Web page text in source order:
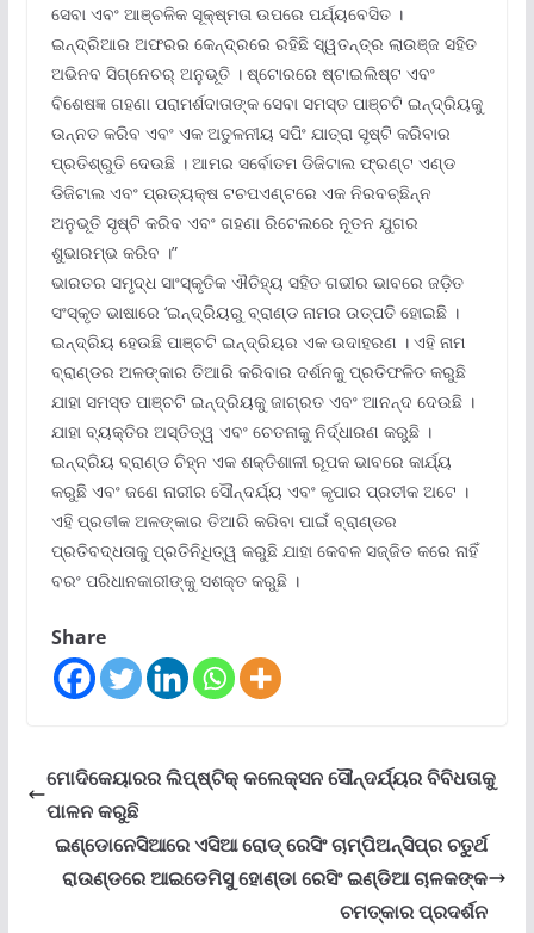
ସେବା ଏବଂ ଆଞ୍ଚଳିକ ସୂକ୍ଷ୍ମତା ଉପରେ ପର୍ଯ୍ୟବେସିତ ।
ଇନ୍ଦ୍ରିଆର ଅଫରର କେନ୍ଦ୍ରରେ ରହିଛି ସ୍ୱତନ୍ତ୍ର ଲାଉଞ୍ଜ ସହିତ
ଅଭିନବ ସିଗ୍ନେଚର୍ ଅନୁଭୂତି । ଷ୍ଟୋରରେ ଷ୍ଟାଇଲିଷ୍ଟ ଏବଂ
ବିଶେଷଜ୍ଞ ଗହଣା ପରାମର୍ଶଦାତାଙ୍କ ସେବା ସମସ୍ତ ପାଞ୍ଚଟି ଇନ୍ଦ୍ରିୟକୁ
ଉନ୍ନତ କରିବ ଏବଂ ଏକ ଅତୁଳନୀୟ ସପିଂ ଯାତ୍ରା ସୃଷ୍ଟି କରିବାର
ପ୍ରତିଶ୍ରୁତି ଦେଉଛି । ଆମର ସର୍ବୋତମ ଡିଜିଟାଲ ଫ୍ରଣ୍ଟ ଏଣ୍ଡ
ଡିଜିଟାଲ ଏବଂ ପ୍ରତ୍ୟକ୍ଷ ଟଚପଏଣ୍ଟରେ ଏକ ନିରବଚ୍ଛିନ୍ନ
ଅନୁଭୂତି ସୃଷ୍ଟି କରିବ ଏବଂ ଗହଣା ରିଟେଲରେ ନୂତନ ଯୁଗର
ଶୁଭାରମ୍ଭ କରିବ ।”
ଭାରତର ସମୃଦ୍ଧ ସାଂସ୍କୃତିକ ଐତିହ୍ୟ ସହିତ ଗଭୀର ଭାବରେ ଜଡ଼ିତ
ସଂସ୍କୃତ ଭାଷାରେ ‘ଇନ୍ଦ୍ରିୟରୁ ବ୍ରାଣ୍ଡ ନାମର ଉତ୍ପତି ହୋଇଛି ।
ଇନ୍ଦ୍ରିୟ ହେଉଛି ପାଞ୍ଚଟି ଇନ୍ଦ୍ରିୟର ଏକ ଉଦାହରଣ । ଏହି ନାମ
ବ୍ରାଣ୍ଡର ଅଳଙ୍କାର ତିଆରି କରିବାର ଦର୍ଶନକୁ ପ୍ରତିଫଳିତ କରୁଛି
ଯାହା ସମସ୍ତ ପାଞ୍ଚଟି ଇନ୍ଦ୍ରିୟକୁ ଜାଗ୍ରତ ଏବଂ ଆନନ୍ଦ ଦେଉଛି ।
ଯାହା ବ୍ୟକ୍ତିର ଅସ୍ତିତ୍ୱ ଏବଂ ଚେତନାକୁ ନିର୍ଦ୍ଧାରଣ କରୁଛି ।
ଇନ୍ଦ୍ରିୟ ବ୍ରାଣ୍ଡ ଚିହ୍ନ ଏକ ଶକ୍ତିଶାଳୀ ରୂପକ ଭାବରେ କାର୍ଯ୍ୟ
କରୁଛି ଏବଂ ଜଣେ ନାରୀର ସୌନ୍ଦର୍ଯ୍ୟ ଏବଂ କୃପାର ପ୍ରତୀକ ଅଟେ ।
ଏହି ପ୍ରତୀକ ଅଳଙ୍କାର ତିଆରି କରିବା ପାଇଁ ବ୍ରାଣ୍ଡର
ପ୍ରତିବଦ୍ଧତାକୁ ପ୍ରତିନିଧିତ୍ୱ କରୁଛି ଯାହା କେବଳ ସଜ୍ଜିତ କରେ ନାହିଁ
ବରଂ ପରିଧାନକାରୀଙ୍କୁ ସଶକ୍ତ କରୁଛି ।
Share
ମୋଦିକେୟାରର ଲିପ୍‌ଷ୍ଟିକ୍ କଲେକ୍ସନ ସୌନ୍ଦର୍ଯ୍ୟର ବିବିଧତାକୁ
ପାଳନ କରୁଛି
ଇଣ୍ଡୋନେସିଆରେ ଏସିଆ ରୋଡ୍ ରେସିଂ ଚାମ୍ପିଅନ୍‌ସିପ୍‌ର ଚତୁର୍ଥ
ରାଉଣ୍ଡରେ ଆଇଡେମିସୁ ହୋଣ୍ଡା ରେସିଂ ଇଣ୍ଡିଆ ଚାଳକଙ୍କ
ଚମତ୍କାର ପ୍ରଦର୍ଶନ